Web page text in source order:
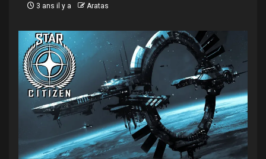
3 ans il y a Aratas